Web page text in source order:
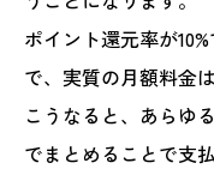
ポイント還元率が
で、実質の月額料金
こうなると、あらゆ
でまとめることで支